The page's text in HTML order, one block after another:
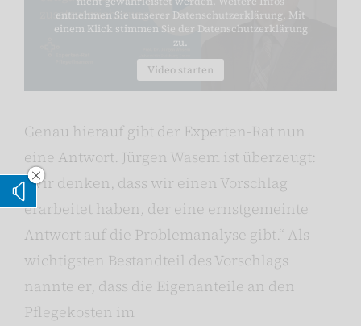
entnehmen Sie unserer Datenschutzerklärung. Mit
einem Klick stimmen Sie der Datenschutzerklärung
zu.
Video starten
Genau hierauf gibt der Experten-Rat nun
eine Antwort. Jürgen Wasem ist überzeugt:
„Wir denken, dass wir einen Vorschlag
erarbeitet haben, der eine ernstgemeinte
Antwort auf die Problemanalyse gibt.“ Als
wichtigsten Bestandteil des Vorschlags
nannte er, dass die Eigenanteile an den
Pflegekosten im
Vorleseoption verstecken
Vorlesen